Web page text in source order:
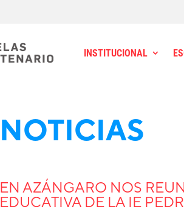
INSTITUCIONAL
NOTICIAS
EN AZÁNGARO NOS
EDUCATIVA DE LA IE